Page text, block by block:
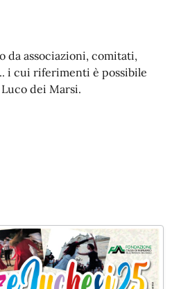
da associazioni, comitati,
i cui riferimenti è possibile
dei Marsi.